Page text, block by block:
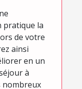
la
de votre
ainsi
en un
à
nombreux